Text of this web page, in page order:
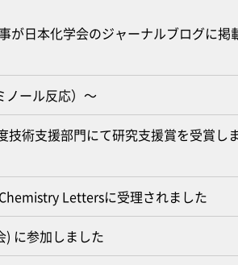
が日本化学会のジャーナルブログに掲
ノール反応）～
術支援部門にて研究支援賞を受賞し
Lettersに受理されました
) に参加しました